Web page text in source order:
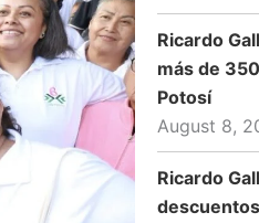
Ricardo
más de
Potosí
August 8,
Ricardo